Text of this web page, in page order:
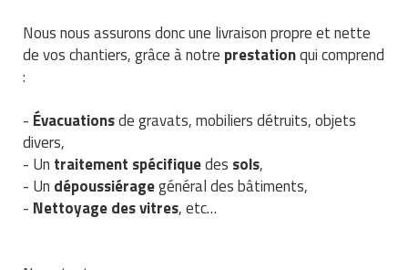
Ustensile cuisine professionnel
Vêtements personnalisés
Vitrines pour magasin
Traitement des eaux
Transformateur électrique
Tubes et profilés
Tapis de bureau
Tapis et caillebotis
Traitement des surfaces
Traitement du linge
Vestiaires et casiers
Equipements de karting
Equipements pour roller
Equipements pour skateboard
Pétrin professionnel
Piano de cuisson
Plats et plateaux
Pompes à sauce
Portes commandes restaurant
Nous nous assurons donc une livraison propre et nette
de vos chantiers, grâce à notre prestationqui comprend
:
- Évacuationsde gravats, mobiliers détruits, objets
divers,
- Un traitement spécifiquedes sols,
- Un dépoussiéragegénéral des bâtiments,
- Nettoyage desvitres, etc…